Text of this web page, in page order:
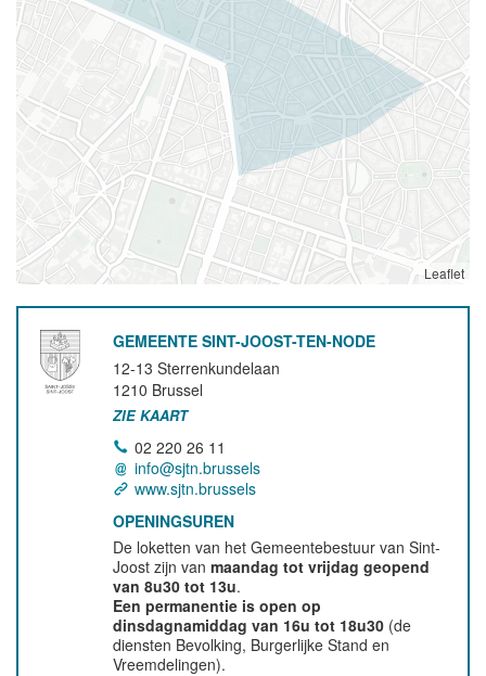
Leaflet
GEMEENTE SINT-JOOST-TEN-NODE
12-13 Sterrenkundelaan
1210 Brussel
ZIE KAART
02 220 26 11
info@sjtn.brussels
www.sjtn.brussels
OPENINGSUREN
De loketten van het Gemeentebestuur van Sint-
Joost zijn vanmaandag tot vrijdag geopend
van 8u30 tot 13u.
Een permanentie is open op
dinsdagnamiddag van 16u tot 18u30 (de
diensten Bevolking, Burgerlijke Stand en
Vreemdelingen).